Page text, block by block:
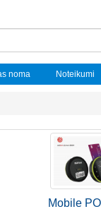
noma Noteikumi
Mobile